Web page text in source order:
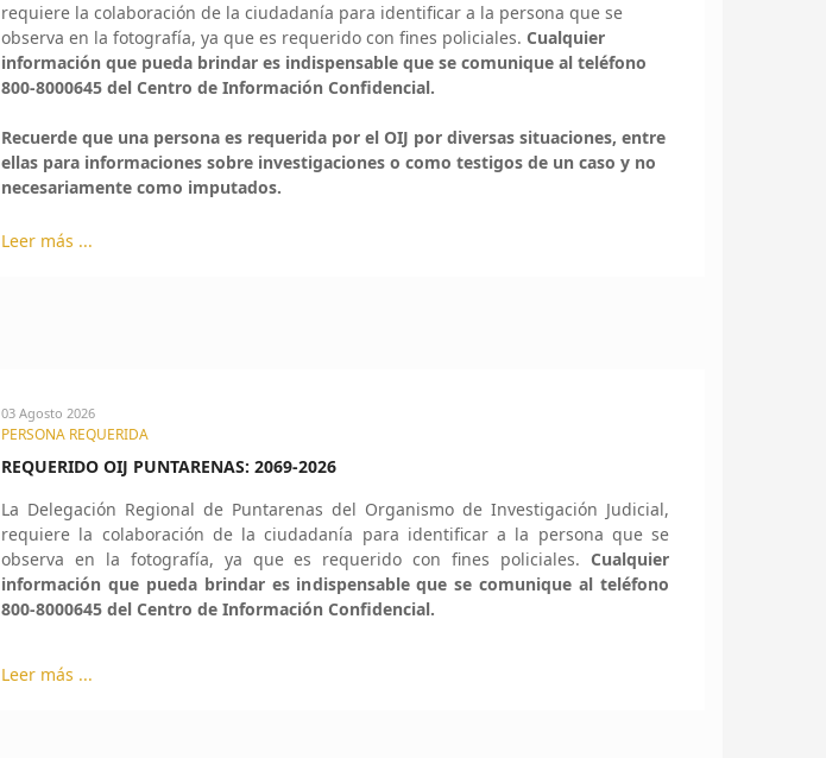
requiere la colaboración de la ciudadanía para identificar a la persona que se
observa en la fotografía, ya que es requerido con fines policiales. Cualquier
información que pueda brindar es indispensable que se comunique al teléfono
800-8000645 del Centro de Información Confidencial.
Recuerde que una persona es requerida por el OIJ por diversas situaciones, entre
ellas para informaciones sobre investigaciones o como testigos de un caso y no
necesariamente como imputados.
Leer más ...
03 Agosto 2026
PERSONA REQUERIDA
REQUERIDO OIJ PUNTARENAS: 2069-2026
La Delegación Regional de Puntarenas del Organismo de Investigación Judicial,
requiere la colaboración de la ciudadanía para identificar a la persona que se
observa en la fotografía, ya que es requerido con fines policiales. Cualquier
información que pueda brindar es indispensable que se comunique al teléfono
800-8000645 del Centro de Información Confidencial.
Leer más ...